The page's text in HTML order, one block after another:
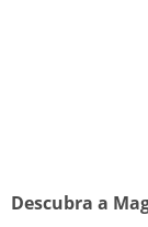
Descubra a